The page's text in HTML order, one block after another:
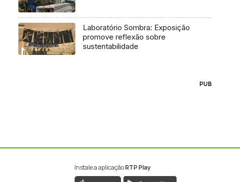
Laboratório Sombra: Exposição
promove reflexão sobre
sustentabilidade
PUB
Instale a aplicaçãoRTP Play